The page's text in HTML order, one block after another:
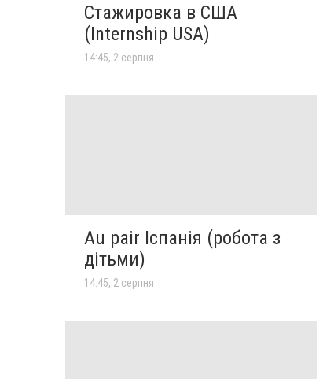
Стажировка в США
(Internship USA)
14:45, 2 серпня
Au pair Іспанія (робота з
дітьми)
14:45, 2 серпня